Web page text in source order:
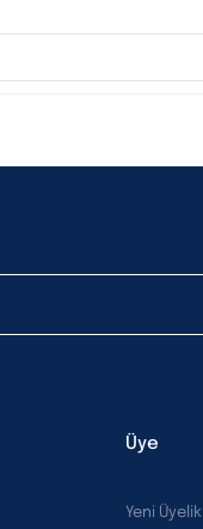
Üye
Yeni Üyelik